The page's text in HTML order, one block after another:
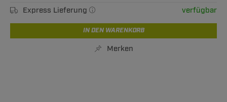
Express Lieferung
verfügbar
IN DEN WARENKORB
Merken